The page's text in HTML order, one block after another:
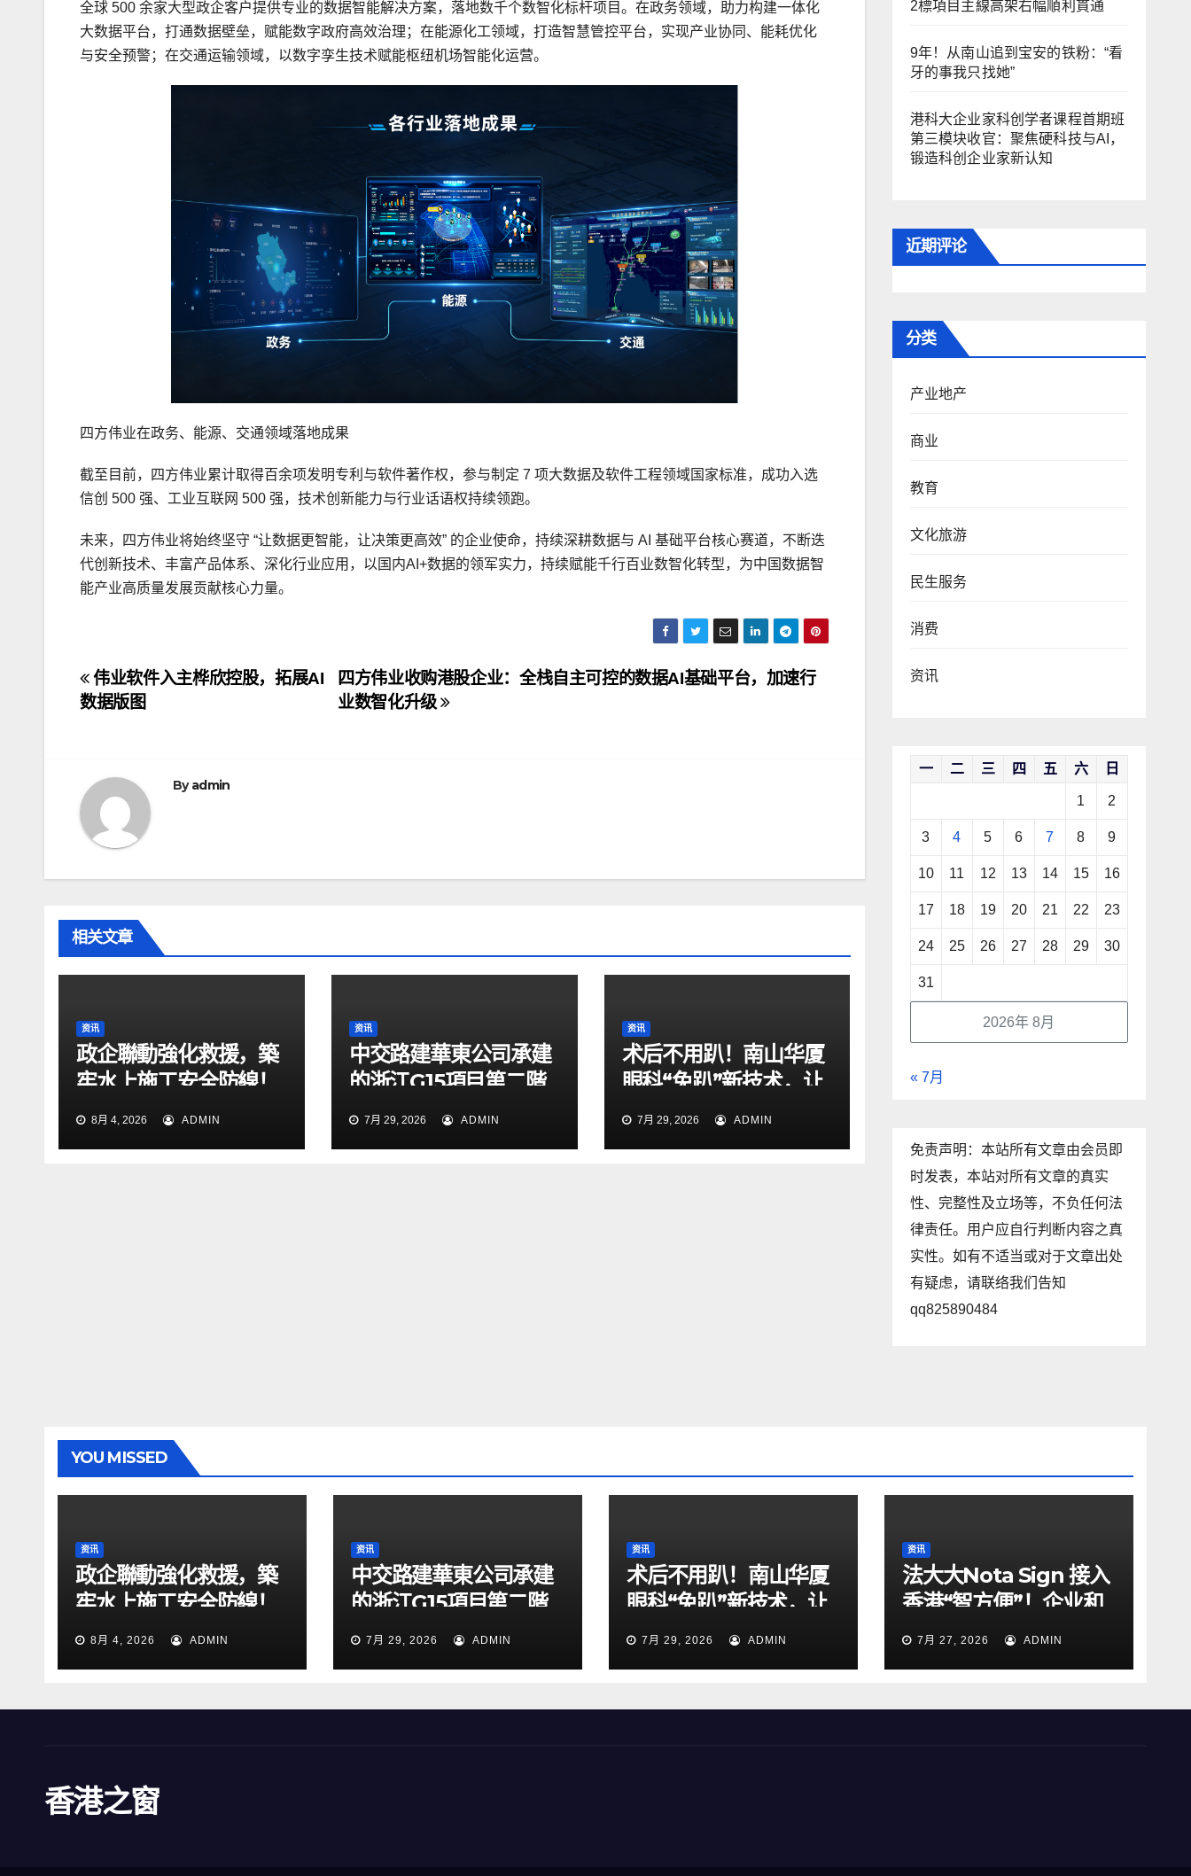
全球 500 余家大型政企客户提供专业的数据智能解决方案，落地数千个数智化标杆项目。在政务领域，助力构建一体化
大数据平台，打通数据壁垒，赋能数字政府高效治理；在能源化工领域，打造智慧管控平台，实现产业协同、能耗优化
与安全预警；在交通运输领域，以数字孪生技术赋能枢纽机场智能化运营。
四方伟业在政务、能源、交通领域落地成果
截至目前，四方伟业累计取得百余项发明专利与软件著作权，参与制定 7 项大数据及软件工程领域国家标准，成功入选
信创 500 强、工业互联网 500 强，技术创新能力与行业话语权持续领跑。
未来，四方伟业将始终坚守 “让数据更智能，让决策更高效” 的企业使命，持续深耕数据与 AI 基础平台核心赛道，不断迭
代创新技术、丰富产品体系、深化行业应用，以国内AI+数据的领军实力，持续赋能千行百业数智化转型，为中国数据智
能产业高质量发展贡献核心力量。
文
章
航
四方伟业收购港股企业：全栈自主可控的数据AI基础平台，加速行
业数智化升级
伟业软件入主桦欣控股，拓展AI
数据版图
Byadmin
相关文章
资讯
政企聯動強化救援，築
牢水上施工安全防線！
2026防汛暨水上搜救
8月 4, 2026 ADMIN
资讯
中交路建華東公司承建
的浙江G15項目第二階
段交通導改順利完成
7月 29, 2026 ADMIN
资讯
术后不用趴！南山华厦
眼科“免趴”新技术，让
49岁男子解除失明危机
7月 29, 2026 ADMIN
2標項目主線高架右幅順利貫通
9年！从南山追到宝安的铁粉：“看
牙的事我只找她”
港科大企业家科创学者课程首期班
第三模块收官：聚焦硬科技与AI，
锻造科创企业家新认知
近期评论
分类
产业地产
商业
教育
文化旅游
民生服务
消费
资讯
2026年 8月
一 二 三 四 五 六 日
1 2
3 4 5 6 7 8 9
10 11 12 13 14 15 16
17 18 19 20 21 22 23
24 25 26 27 28 29 30
31
« 7月
免责声明：本站所有文章由会员即
时发表，本站对所有文章的真实
性、完整性及立场等，不负任何法
律责任。用户应自行判断内容之真
实性。如有不适当或对于文章出处
有疑虑，请联络我们告知
qq825890484
YOU MISSED
资讯
政企聯動強化救援，築
牢水上施工安全防線！
2026防汛暨水上搜救綜
8月 4, 2026 ADMIN
资讯
中交路建華東公司承建
的浙江G15項目第二階
段交通導改順利完成
7月 29, 2026 ADMIN
资讯
术后不用趴！南山华厦
眼科“免趴”新技术，让
49岁男子解除失明危机
7月 29, 2026 ADMIN
资讯
法大大Nota Sign 接入
香港“智方便”！企业和
居民一站式搞定开户、
7月 27, 2026 ADMIN
香港之窗